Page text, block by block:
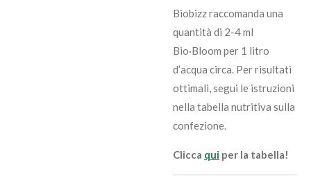
Biobizz raccomanda una
quantità di 2-4 ml
Bio·Bloom per 1 litro
d’acqua circa. Per risultati
ottimali, segui le istruzioni
nella tabella nutritiva sulla
confezione.
Clicca qui per la tabella!